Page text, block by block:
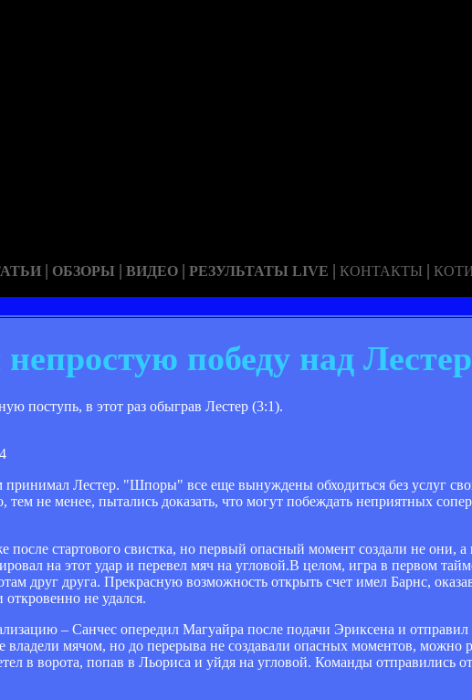
| ОБЗОРЫ | ВИДЕО | РЕЗУЛЬТАТЫ LIVE | КОНТАКТЫ |
победу над
поступь, в этот раз обыграв Лестер (3:1).
Лестер. "Шпоры" все еще вынуждены обходиться без услуг
не менее, пытались доказать, что могут побеждать неприятных
стартового свистка, но первый опасный момент создали не они,
на этот удар и перевел мяч на угловой.В целом, игра в первом
друг друга. Прекрасную возможность открыть счет имел Барнс,
не удался.
– Санчес опередил Магуайра после подачи Эриксена и отправил
мячом, но до перерыва не создавали опасных моментов, можно
в ворота, попав в Льориса и уйдя на угловой. Команды отправились